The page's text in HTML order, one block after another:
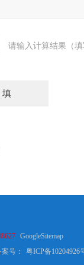
请输入计算结果（
GoogleSitemap
号： 粤ICP备10204926